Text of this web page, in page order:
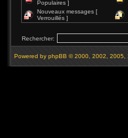
Populaires ]
Nouveaux messages [
Verrouillés ]
Rechercher:
Powered by phpBB © 2000, 2002, 2005,